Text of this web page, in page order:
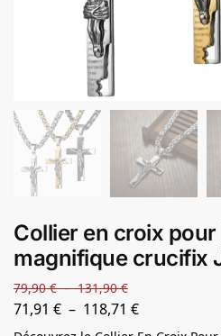
Collier en croix
magnifique crucifix
79,90€ – 131,90€
71,91 € – 118,71 €